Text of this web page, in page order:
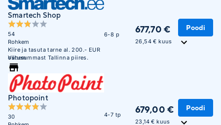
Smartech Shop
54
Rohkem
Kiire ja tasuta tarne al. 200.- EUR
ostusummast Tallinna piires.
Vähem
6-8 p 677,70 €
26,54 € kuus
Poodi
Photopoint
30
4-7 tp 679,00 €
23,14 € kuus
Poodi